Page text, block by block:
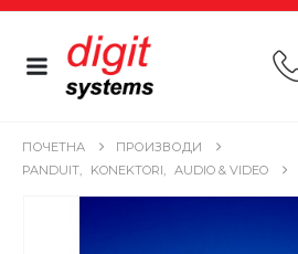
ПОЧЕТНА
ПРОИЗВОДИ
PANDUIT, KONEKTORI, AUDIO & VIDEO